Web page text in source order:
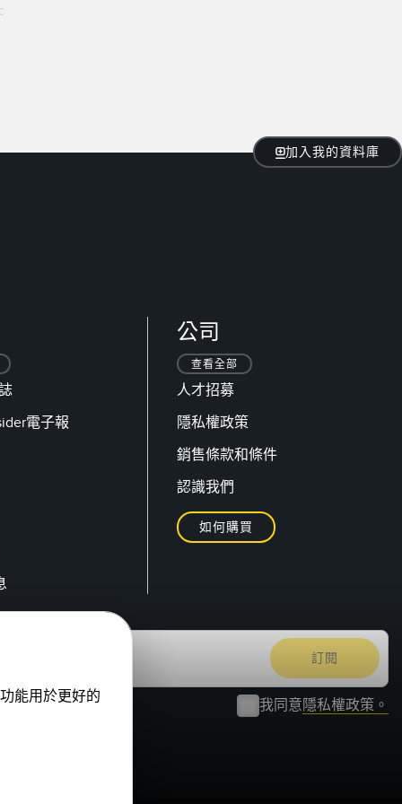
加入我的資料庫
電子報
公司
查看全部
人才招募
隱私權政策
銷售條款和條件
認識我們
如何購買
我同意隱私權政策。
能用於更好的